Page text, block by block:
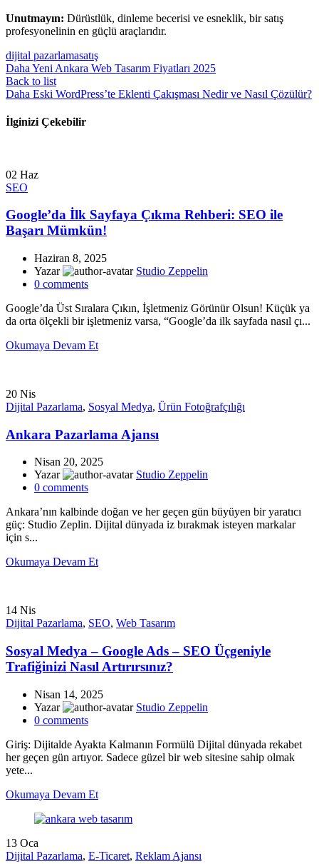
Unutmayın: Dürüstlük, dinleme becerisi ve esneklik, bir satış
profesyonelinin en güçlü araçlarıdır.
dijital pazarlamasatış
Daha Yeni Ankara Web Tasarım Fiyatları 2025
Back to list
Daha Eski WordPress’te Eklenti Çakışması Nedir ve Nasıl Çözülür?
İlginizi Çekebilir
02 Haz
SEO
Google’da İlk Sayfaya Çıkma Rehberi: SEO ile
Başarı Mümkün!
Haziran 8, 2025
Yazar
Studio Zeppelin
0 comments
Google’da Üst Sıralara Çıkın, İşletmeniz Görünür Olsun! Küçük ya
da orta ölçekli bir işletmeniz varsa, “Google’da ilk sayfada nasıl çı...
Okumaya Devam Et
20 Nis
Dijital Pazarlama, Sosyal Medya, Ürün Fotoğrafçılığı
Ankara Pazarlama Ajansı
Nisan 20, 2025
Yazar
Studio Zeppelin
0 comments
Ankara’nın kalbinde doğan ve her geçen gün büyüyen bir yaratıcı
güç: Studio Zeplin. Dijital dünyada iz bırakmak isteyen markalar
için s...
Okumaya Devam Et
14 Nis
Dijital Pazarlama, SEO, Web Tasarım
Sosyal Medya – Google Ads – SEO Üçgeniyle
Trafiğinizi Nasıl Artırırsınız?
Nisan 14, 2025
Yazar
Studio Zeppelin
0 comments
Giriş: Dijitalde Ayakta Kalmanın Formülü Dijital dünyada rekabet
her geçen gün artıyor. Sadece güzel bir web sitesine sahip olmak
yete...
Okumaya Devam Et
13 Oca
Dijital Pazarlama, E-Ticaret, Reklam Ajansı